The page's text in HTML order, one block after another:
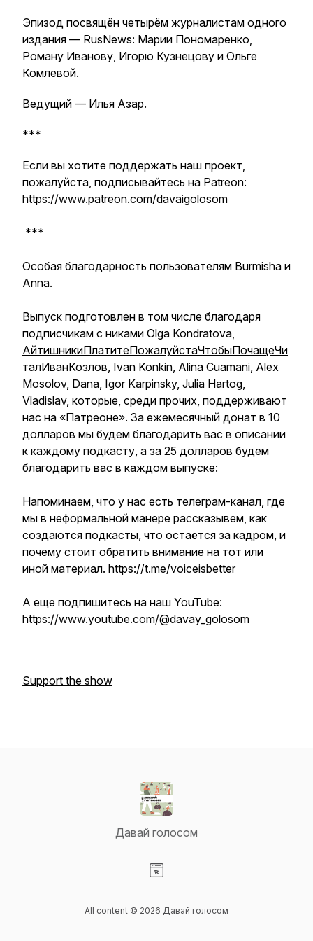
Эпизод посвящён четырём журналистам одного
издания — RusNews: Марии Пономаренко,
Роману Иванову, Игорю Кузнецову и Ольге
Комлевой.
Ведущий — Илья Азар.
***
Если вы хотите поддержать наш проект,
пожалуйста, подписывайтесь на Patreon:
https://www.patreon.com/davaigolosom
***
Особая благодарность пользователям Burmisha и
Аnna.
Выпуск подготовлен в том числе благодаря
подписчикам с никами Olga Kondratova,
АйтишникиПлатитеПожалуйстаЧтобыПочащеЧи
талИванКозлов, Ivan Konkin, Alina Cuamani, Alex
Mosolov, Dana, Igor Karpinsky, Julia Hartog,
Vladislav, которые, среди прочих, поддерживают
нас на «Патреоне». За ежемесячный донат в 10
долларов мы будем благодарить вас в описании
к каждому подкасту, а за 25 долларов будем
благодарить вас в каждом выпуске:
Напоминаем, что у нас есть телеграм-канал, где
мы в неформальной манере рассказывем, как
создаются подкасты, что остаётся за кадром, и
почему стоит обратить внимание на тот или
иной материал. https://t.me/voiceisbetter
А еще подпишитесь на наш YouTube:
https://www.youtube.com/@davay_golosom
Support the show
Давай голосом
All content © 2026 Давай голосом